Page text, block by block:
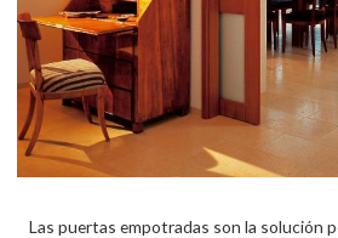
Las puertas empotradas son la solución